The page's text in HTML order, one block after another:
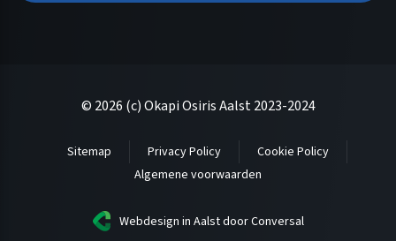
© 2026 (c) Okapi Osiris Aalst 2023-2024
Sitemap Privacy Policy
Cookie Policy
Algemene voorwaarden
Webdesign in Aalstdoor Conversal